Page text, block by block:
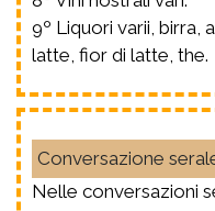
9º Liquori varii, birra,
latte, fior di latte, the.
Conversazione
Nelle conversazioni